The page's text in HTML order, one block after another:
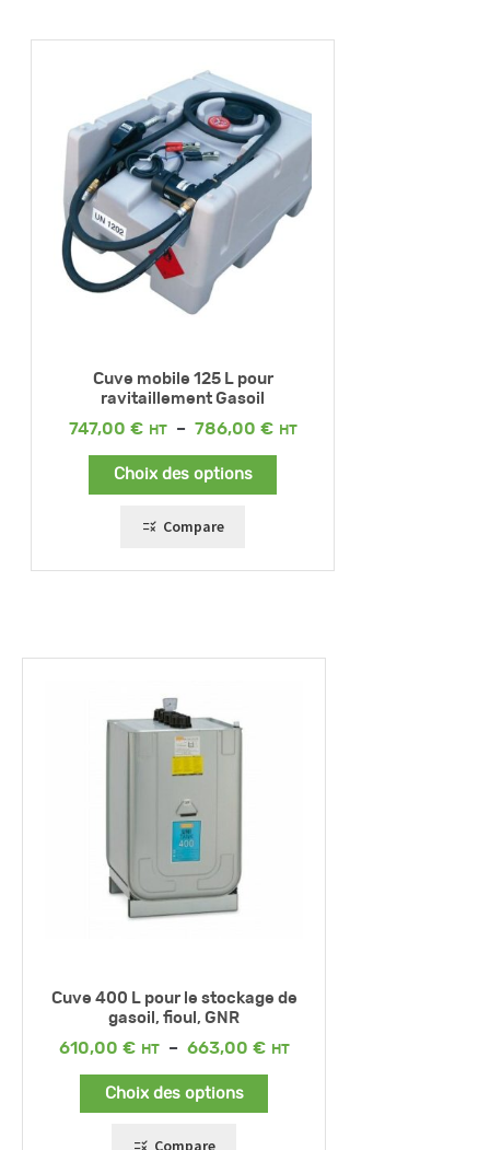
Cuve mobile 125 L pour
ravitaillement Gasoil
747,00 € – 786,00 €
Plage
Choix des options
Compare
Cuve 400 L pour le stockage de
gasoil, fioul, GNR
610,00 € – 663,00 €
Plage
Choix des options
Compare